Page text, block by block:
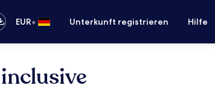
EUR• Unterkunft registrieren Hilfe